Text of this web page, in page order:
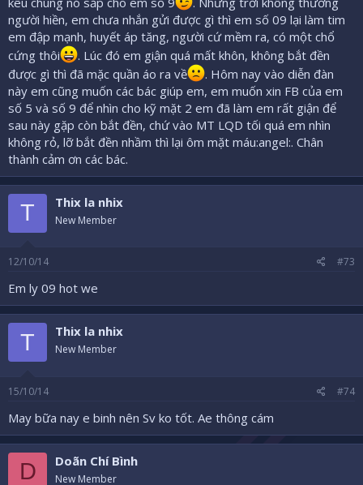
người hiền, em chưa nhắn gửi được gì thì em số 09 lại làm tim
em đập mạnh, huyết áp tăng, người cứ mềm ra, có một chổ
cứng thôi
. Lúc đó em giận quá mất khôn, không bắt đền
được gì thì đã mặc quần áo ra về
. Hôm nay vào diễn đàn
này em cũng muốn các bác giúp em, em muốn xin FB của em
số 5 và số 9 để nhìn cho kỹ mặt 2 em đã làm em rất giận để
sau này gặp còn bắt đền, chứ vào MT LQD tối quá em nhìn
không rỏ, lỡ bắt đền nhầm thì lại ôm mặt máu:angel:. Chân
thành cảm ơn các bác.
T Thix la nhix
New Member
12/10/14 #73
Em ly 09 hot we
T Thix la nhix
New Member
15/10/14 #74
May bữa nay e binh nên Sv ko tốt. Ae thông cám
D Doãn Chí Bình
New Member